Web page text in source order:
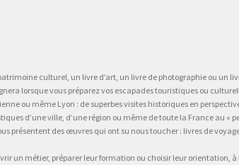
culturel, un livre d’art, un livre de photographie ou un
lorsque vous préparez vos escapades touristiques ou
ou même Lyon : de superbes visites historiques en
d’une ville, d’une région ou même de toute la France au «
présentent des œuvres qui ont su nous toucher : livres de
un métier, préparer leur formation ou choisir leur orientation,